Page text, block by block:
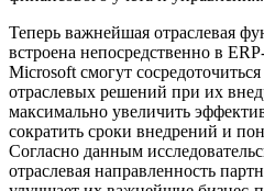
Теперь важнейшая отраслевая
встроена непосредственно в
Microsoft смогут
отраслевых решений при их
максимально увеличить
сократить сроки внедрений и
Согласно данным
отраслевая направленность